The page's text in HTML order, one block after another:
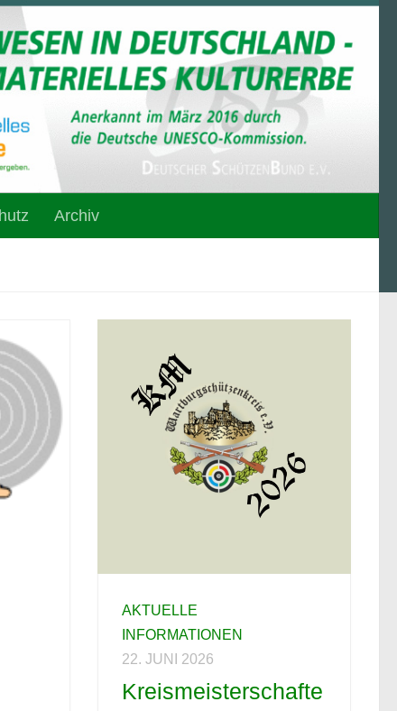
Archiv
AKTUELLE
INFORMATIONEN
22. JUNI 2026
Kreismeisterschafte